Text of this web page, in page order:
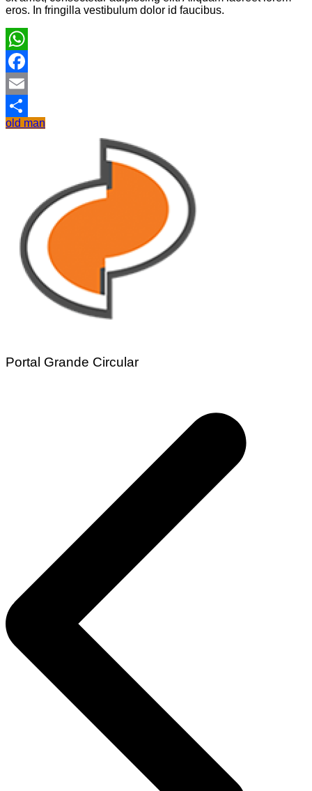
eros. In fringilla vestibulum dolor id faucibus.
WhatsApp
Facebook
Email
Share
old man
Portal Grande Circular